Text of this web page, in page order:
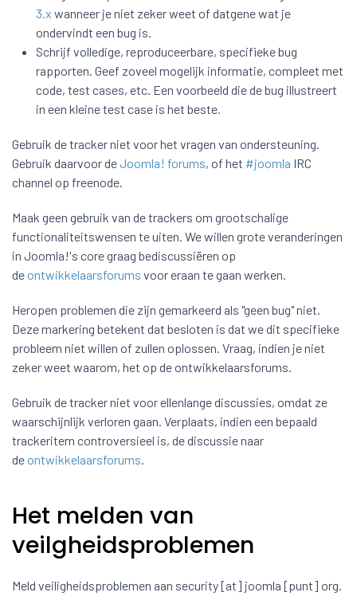
3.x wanneer je niet zeker weet of datgene wat je
ondervindt een bug is.
Schrijf volledige, reproduceerbare, specifieke bug
rapporten. Geef zoveel mogelijk informatie, compleet met
code, test cases, etc. Een voorbeeld die de bug illustreert
in een kleine test case is het beste.
Gebruik de tracker niet voor het vragen van ondersteuning.
Gebruik daarvoor deJoomla! forums, of het #joomla IRC
channel op freenode.
Maak geen gebruik van de trackers om grootschalige
functionaliteitswensen te uiten. We willen grote veranderingen
in Joomla!'s core graag bediscussiëren op
deontwikkelaarsforums voor eraan te gaan werken.
Heropen problemen die zijn gemarkeerd als "geen bug" niet.
Deze markering betekent dat besloten is dat we dit specifieke
probleem niet willen of zullen oplossen. Vraag, indien je niet
zeker weet waarom, het op de ontwikkelaarsforums.
Gebruik de tracker niet voor ellenlange discussies, omdat ze
waarschijnlijk verloren gaan. Verplaats, indien een bepaald
trackeritem controversieel is, de discussie naar
deontwikkelaarsforums.
Het melden van
veilgheidsproblemen
Meld veiligheidsproblemen aan security [at] joomla [punt] org.